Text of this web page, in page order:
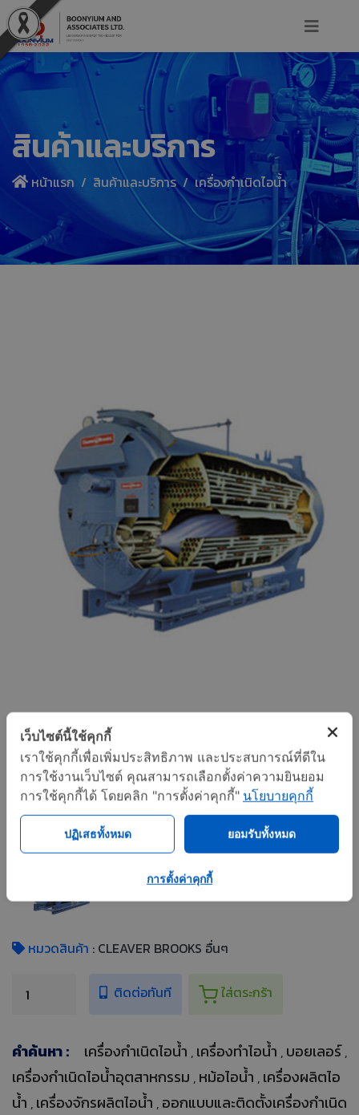
สินค้าและบริการ
หน้าแรก สินค้าและบริการ เครื่องกำเนิดไอน้ำ
เครื่องกำเนิดไอน้ำ
แชร์
รูปเพิ่มเติม
หมวดสินค้า : CLEAVER BROOKS อื่นๆ
ติดต่อทันที ใส่ตระกร้า
คำค้นหา : เครื่องกำเนิดไอน้ำ , เครื่องทำไอน้ำ , บอยเลอร์,
เครื่องกำเนิดไอน้ำอุตสาหกรรม , หม้อไอน้ำ , เครื่องผลิตไอ
น้ำ , เครื่องจักรผลิตไอน้ำ , ออกแบบและติดตั้งเครื่องกำเนิด
เว็บไซต์นี้ใช้คุกกี้
เราใช้คุกกี้เพื่อเพิ่มประสิทธิภาพ และประสบการณ์ที่ดีใน
การใช้งานเว็บไซต์ คุณสามารถเลือกตั้งค่าความยินยอม
การใช้คุกกี้ได้ โดยคลิก "การตั้งค่าคุกกี้" นโยบายคุกกี้
ปฏิเสธทั้งหมด ยอมรับทั้งหมด
การตั้งค่าคุกกี้